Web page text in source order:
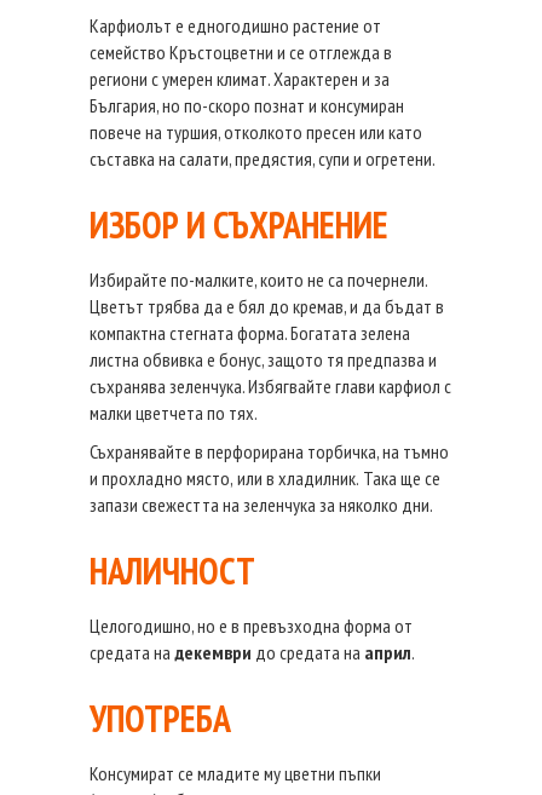
Карфиолът е едногодишно растение от
семейство Кръстоцветни и се отглежда в
региони с умерен климат. Характерен и за
България, но по-скоро познат и консумиран
повече на туршия, отколкото пресен или като
съставка на салати, предястия, супи и огретени.
ИЗБОР И СЪХРАНЕНИЕ
Избирайте по-малките, които не са почернели.
Цветът трябва да е бял до кремав, и да бъдат в
компактна стегната форма. Богатата зелена
листна обвивка е бонус, защото тя предпазва и
съхранява зеленчука. Избягвайте глави карфиол с
малки цветчета по тях.
Съхранявайте в перфорирана торбичка, на тъмно
и прохладно място, или в хладилник. Така ще се
запази свежестта на зеленчука за няколко дни.
НАЛИЧНОСТ
Целогодишно, но е в превъзходна форма от
средата на декември до средата на април.
УПОТРЕБА
Консумират се младите му цветни пъпки